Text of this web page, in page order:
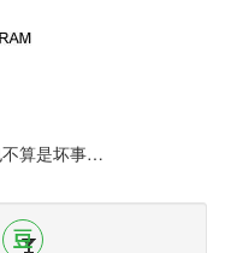
不算是坏事…